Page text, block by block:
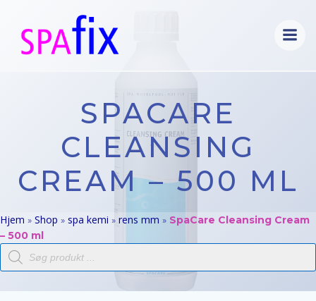
indhold
SPACARE
CLEANSING
CREAM – 500 ML
Hjem » Shop » spa kemi » rens mm » SpaCare Cleansing Cream
– 500 ml
Products
search